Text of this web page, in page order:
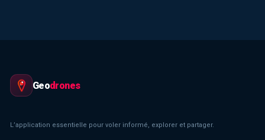
Geodrones
L’application essentielle pour voler informé, explorer et partager.